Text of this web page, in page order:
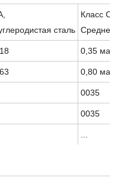
сталь
Класс C,
Средне-
0,35
0,80
0035
0035
...